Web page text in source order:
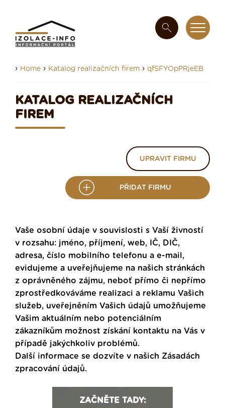
› Home › Katalog realizačních firem › qfSFYOpPRjeEB
KATALOG REALIZAČNÍCH
FIREM
UPRAVIT FIRMU
PŘIDAT FIRMU
Vaše osobní údaje v souvislosti s Vaší živností
v rozsahu: jméno, příjmení, web, IČ, DIČ,
adresa, číslo mobilního telefonu a e-mail,
evidujeme a uveřejňujeme na našich stránkách
z oprávněného zájmu, neboť přímo či nepřímo
zprostředkováváme realizaci a reklamu Vašich
služeb, uveřejněním Vašich údajů umožňujeme
Vašim aktuálním nebo potenciálním
zákazníkům možnost získání kontaktu na Vás v
případě jakýchkoliv problémů.
Další informace se dozvíte v našich Zásadách
zpracování údajů.
ZAČNĚTE TADY: